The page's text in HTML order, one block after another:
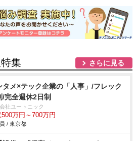
集 さらに見る
タメ×テック企業の「人事」/フレック
/完全週休2日制
社ユートニック
万円～700万円
/ 東京都